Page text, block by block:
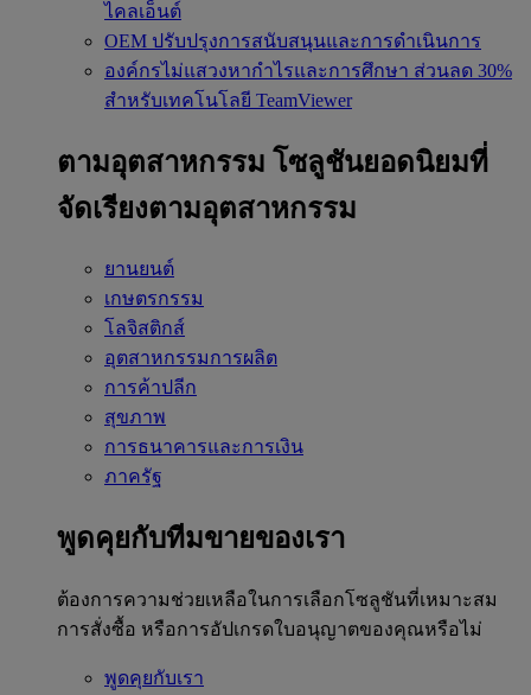
ไคลเอ็นต์
OEM ปรับปรุงการสนับสนุนและการดำเนินการ
องค์กรไม่แสวงหากำไรและการศึกษา ส่วนลด 30%
สำหรับเทคโนโลยี TeamViewer
ตามอุตสาหกรรม โซลูชันยอดนิยมที่
จัดเรียงตามอุตสาหกรรม
ยานยนต์
เกษตรกรรม
โลจิสติกส์
อุตสาหกรรมการผลิต
การค้าปลีก
สุขภาพ
การธนาคารและการเงิน
ภาครัฐ
พูดคุยกับทีมขายของเรา
ต้องการความช่วยเหลือในการเลือกโซลูชันที่เหมาะสม
การสั่งซื้อ หรือการอัปเกรดใบอนุญาตของคุณหรือไม่
พูดคุยกับเรา